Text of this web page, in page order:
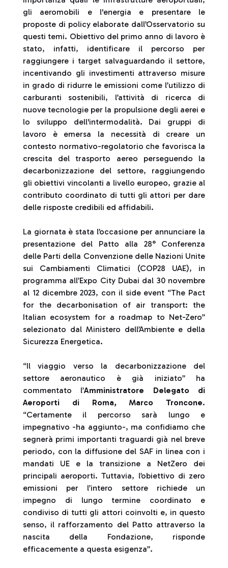
gli aeromobili e l'energia e presentare le
proposte di policy elaborate dall’Osservatorio su
questi temi. Obiettivo del primo anno di lavoro è
stato, infatti, identificare il percorso per
raggiungere i target salvaguardando il settore,
incentivando gli investimenti attraverso misure
in grado di ridurre le emissioni come l’utilizzo di
carburanti sostenibili, l’attività di ricerca di
nuove tecnologie per la propulsione degli aerei e
lo sviluppo dell'intermodalità. Dai gruppi di
lavoro è emersa la necessità di creare un
contesto normativo-regolatorio che favorisca la
crescita del trasporto aereo perseguendo la
decarbonizzazione del settore, raggiungendo
gli obiettivi vincolanti a livello europeo, grazie al
contributo coordinato di tutti gli attori per dare
delle risposte credibili ed affidabili.
La giornata è stata l’occasione per annunciare la
presentazione del Patto alla 28° Conferenza
delle Parti della Convenzione delle Nazioni Unite
sui Cambiamenti Climatici (COP28 UAE), in
programma all’Expo City Dubai dal 30 novembre
al 12 dicembre 2023, con il side event “The Pact
for the decarbonisation of air transport: the
Italian ecosystem for a roadmap to Net-Zero”
selezionato dal Ministero dell’Ambiente e della
Sicurezza Energetica.
“Il viaggio verso la decarbonizzazione del
settore aeronautico è già iniziato” ha
commentato l’Amministratore Delegato di
Aeroporti di Roma, Marco Troncone.
“Certamente il percorso sarà lungo e
impegnativo -ha aggiunto-, ma confidiamo che
segnerà primi importanti traguardi già nel breve
periodo, con la diffusione del SAF in linea con i
mandati UE e la transizione a NetZero dei
principali aeroporti. Tuttavia, l’obiettivo di zero
emissioni per l’intero settore richiede un
impegno di lungo termine coordinato e
condiviso di tutti gli attori coinvolti e, in questo
senso, il rafforzamento del Patto attraverso la
nascita della Fondazione, risponde
efficacemente a questa esigenza”.